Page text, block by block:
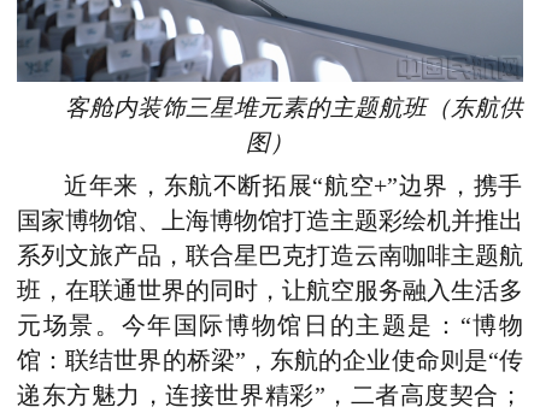
客舱内装饰三星堆元素的主题航班（东航供
图）
近年来，东航不断拓展“航空+”边界，携手
国家博物馆、上海博物馆打造主题彩绘机并推出
系列文旅产品，联合星巴克打造云南咖啡主题航
班，在联通世界的同时，让航空服务融入生活多
元场景。今年国际博物馆日的主题是：“博物
馆：联结世界的桥梁”，东航的企业使命则是“传
递东方魅力，连接世界精彩”，二者高度契合；